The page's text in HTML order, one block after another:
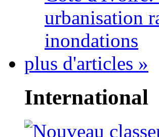
urbanisation
inondations
plus d'articles »
International